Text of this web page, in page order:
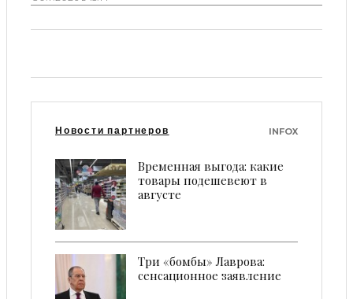
Новости партнеров INFOX
Временная выгода: какие
товары подешевеют в
августе
Три «бомбы» Лаврова:
сенсационное заявление